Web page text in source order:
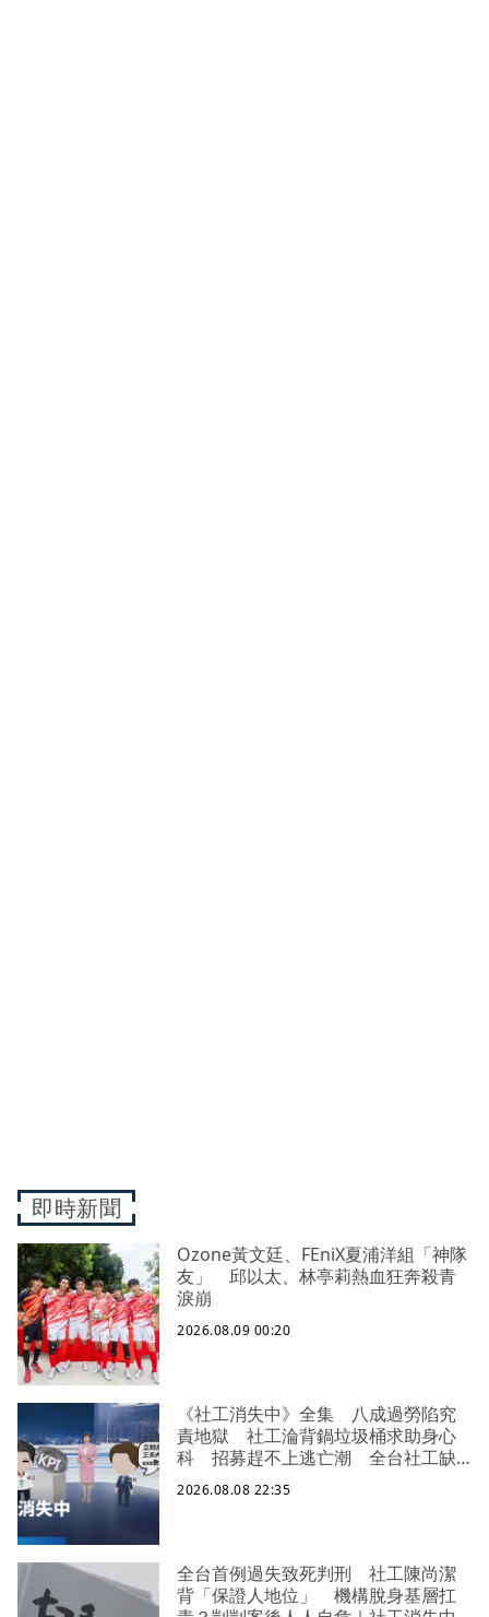
即時新聞
Ozone黃文廷、FEniX夏浦洋組「神隊
友」 邱以太、林亭莉熱血狂奔殺青
淚崩
2026.08.09 00:20
《社工消失中》全集 八成過勞陷究
責地獄 社工淪背鍋垃圾桶求助身心
科 招募趕不上逃亡潮 全台社工缺
口警報 揭薪資回捐黑幕 血汗錢遭
剝削
2026.08.08 22:35
全台首例過失致死判刑 社工陳尚潔
背「保證人地位」 機構脫身基層扛